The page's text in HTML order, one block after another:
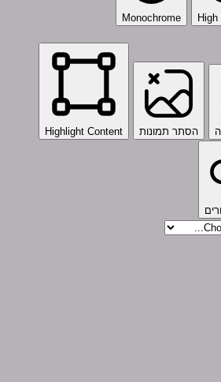
High
Monochrome
הסתר תמונות Highlight Content